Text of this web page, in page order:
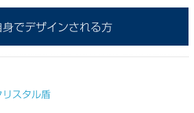
でデザインされる方
リスタル盾